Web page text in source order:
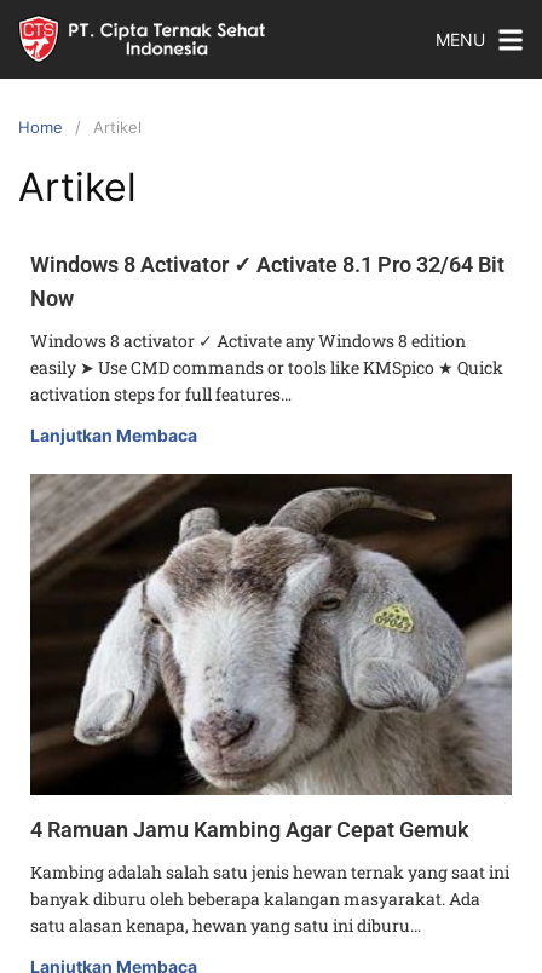
MENU
Home Artikel
Artikel
Windows 8 Activator ✓ Activate 8.1 Pro 32/64 Bit
Now
Windows 8 activator ✓ Activate any Windows 8 edition
easily ➤ Use CMD commands or tools like KMSpico ★ Quick
activation steps for full features…
Lanjutkan Membaca
4 Ramuan Jamu Kambing Agar Cepat Gemuk
Kambing adalah salah satu jenis hewan ternak yang saat ini
banyak diburu oleh beberapa kalangan masyarakat. Ada
satu alasan kenapa, hewan yang satu ini diburu…
Lanjutkan Membaca